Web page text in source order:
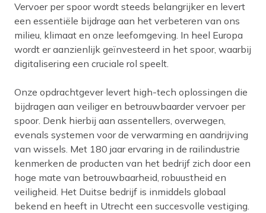
Vervoer per spoor wordt steeds belangrijker en levert
een essentiële bijdrage aan het verbeteren van ons
milieu, klimaat en onze leefomgeving. In heel Europa
wordt er aanzienlijk geïnvesteerd in het spoor, waarbij
digitalisering een cruciale rol speelt.
Onze opdrachtgever levert high-tech oplossingen die
bijdragen aan veiliger en betrouwbaarder vervoer per
spoor. Denk hierbij aan assentellers, overwegen,
evenals systemen voor de verwarming en aandrijving
van wissels. Met 180 jaar ervaring in de railindustrie
kenmerken de producten van het bedrijf zich door een
hoge mate van betrouwbaarheid, robuustheid en
veiligheid. Het Duitse bedrijf is inmiddels globaal
bekend en heeft in Utrecht een succesvolle vestiging.